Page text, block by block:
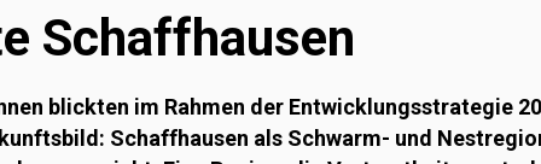
Schaffhausen
blickten im Rahmen der Entwicklungsstrategie
Schaffhausen als Schwarm- und